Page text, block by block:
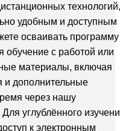
технологий,
удобным и доступным
осваивать
с работой или
материалы, включая
и дополнительные
через нашу
углублённого
к электронным